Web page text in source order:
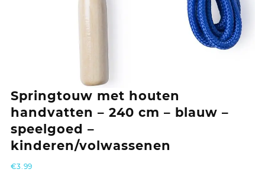
Springtouw met houten
handvatten – 240 cm – blauw –
speelgoed –
kinderen/volwassenen
€3.99